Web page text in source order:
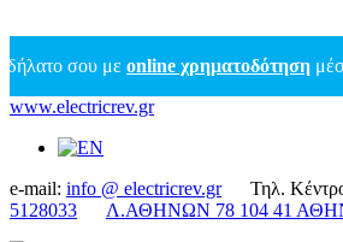
σου μεonline χρηματοδότησημέσω
www.electricrev.gr
e-mail: info @ electricrev.grΤηλ.
5128033
Λ.ΑΘΗΝΩΝ 78 104 41